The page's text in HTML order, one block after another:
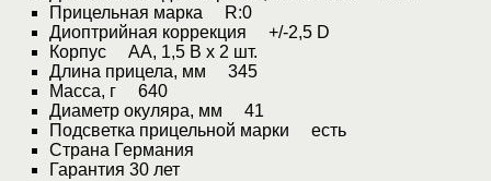
Прицельная марка R:0
Диоптрийная коррекция +/-2,5 D
Корпус АА, 1,5 В х 2 шт.
Длина прицела, мм 345
Масса, г 640
Диаметр окуляра, мм 41
Подсветка прицельной марки есть
Страна Германия
Гарантия 30 лет